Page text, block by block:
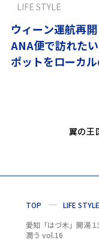
ウィーン運航再開
ANA便で訪れた
ポットをローカ
LIFE STYLE
翼の王
TOP LIFE STYLE
愛知「はづ木」開湯
潤う vol.16